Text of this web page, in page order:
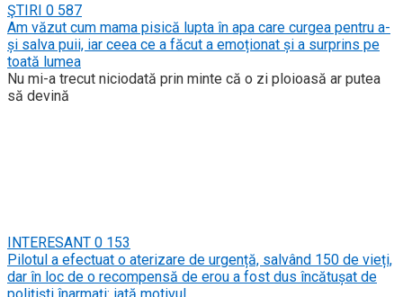
ŞTIRI 0 587
Am văzut cum mama pisică lupta în apa care curgea pentru a-
și salva puii, iar ceea ce a făcut a emoționat și a surprins pe
toată lumea
Nu mi-a trecut niciodată prin minte că o zi ploioasă ar putea
să devină
INTERESANT 0 153
Pilotul a efectuat o aterizare de urgență, salvând 150 de vieți,
dar în loc de o recompensă de erou a fost dus încătușat de